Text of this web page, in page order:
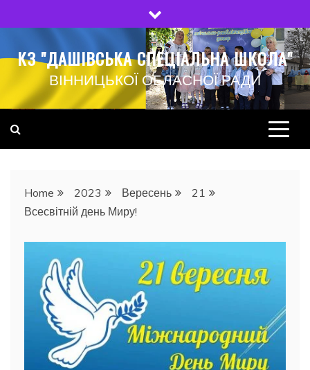
to
КЗ "ДАШІВСЬКА СПЕЦІАЛЬНА ШКОЛА"
ВІННИЦЬКОЇ ОБЛАСНОЇ РАДИ
Home 2023 Вересень
21
Всесвітній день Миру!